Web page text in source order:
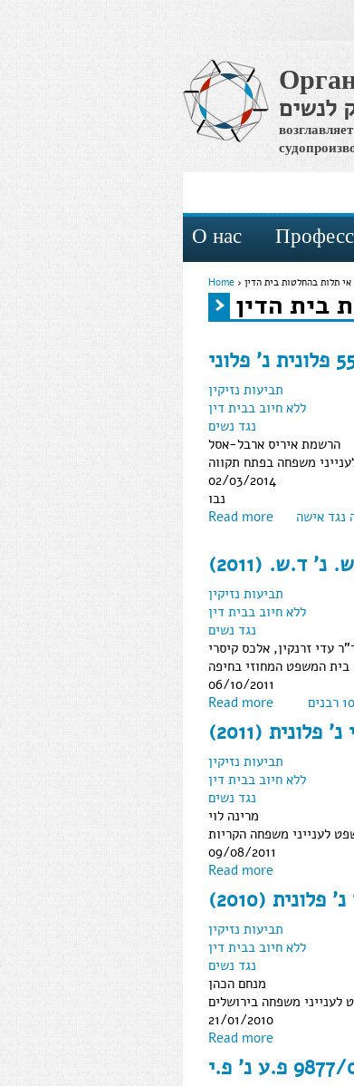
לנשים
О нас
You are here
Home ›אי תלות בהחלטות בית הדין
בית הדין
תביעות נזיקין
ללא חיוב בבית דין
נגד נשים
הרשמת איריס ארבל-אסל
משפחה בפתח תקווה
02/03/2014
נבו
נגד אישה
Read more
תביעות נזיקין
ללא חיוב בבית דין
נגד נשים
עדי זרנקין, אלכס קיסרי
בית המשפט המחוזי בחיפה
06/10/2011
Read more
תביעות נזיקין
ללא חיוב בבית דין
נגד נשים
מרינה לוי
לענייני משפחה הקריות
09/08/2011
Read more
תביעות נזיקין
ללא חיוב בבית דין
נגד נשים
מנחם הכהן
לענייני משפחה בירושלים
21/01/2010
Read more